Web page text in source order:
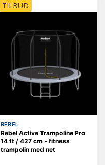
TILBUD
REBEL
Rebel Active Trampoline Pro
14 ft / 427 cm - fitness
trampolin med net